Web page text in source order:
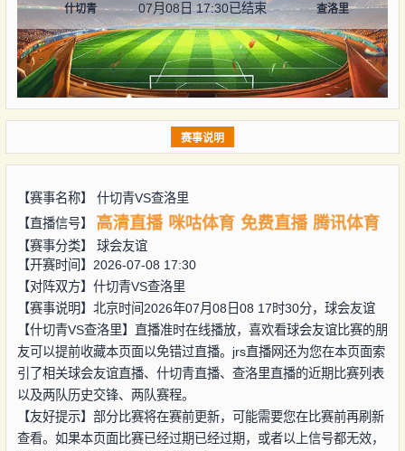
什切青 07月08日 17:30已结束 查洛里
赛事说明
【赛事名称】 什切青VS查洛里
【直播信号】
高清直播 咪咕体育 免费直播 腾讯体育
【赛事分类】 球会友谊
【开赛时间】2026-07-08 17:30
【对阵双方】 什切青VS查洛里
【赛事说明】北京时间2026年07月08日08 17时30分，球会友谊
【什切青VS查洛里】直播准时在线播放，喜欢看球会友谊比赛的朋
友可以提前收藏本页面以免错过直播。jrs直播网还为您在本页面索
引了相关球会友谊直播、什切青直播、查洛里直播的近期比赛列表
以及两队历史交锋、两队赛程。
【友好提示】部分比赛将在赛前更新，可能需要您在比赛前再刷新
查看。如果本页面比赛已经过期已经过期，或者以上信号都无效，